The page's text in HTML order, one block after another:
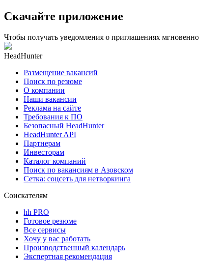
Скачайте приложение
Чтобы получать уведомления о приглашениях мгновенно
HeadHunter
Размещение вакансий
Поиск по резюме
О компании
Наши вакансии
Реклама на сайте
Требования к ПО
Безопасный HeadHunter
HeadHunter API
Партнерам
Инвесторам
Каталог компаний
Поиск по вакансиям в Азовском
Сетка: соцсеть для нетворкинга
Соискателям
hh PRO
Готовое резюме
Все сервисы
Хочу у вас работать
Производственный календарь
Экспертная рекомендация